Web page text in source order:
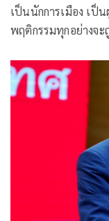
เป็นนักการเมือง เป็
พฤติกรรมทุกอย่างจะ